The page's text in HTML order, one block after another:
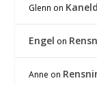
Glenn on
Engel on
Anne on